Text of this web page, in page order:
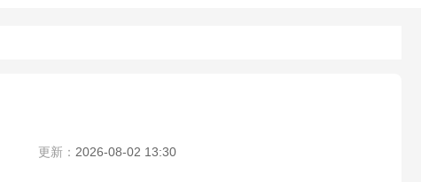
更新： 2026-08-02 13:30